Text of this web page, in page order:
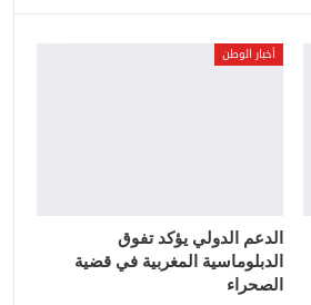
أخبار الوطن
الدعم الدولي يؤكد تفوق
الدبلوماسية المغربية في قضية
الصحراء